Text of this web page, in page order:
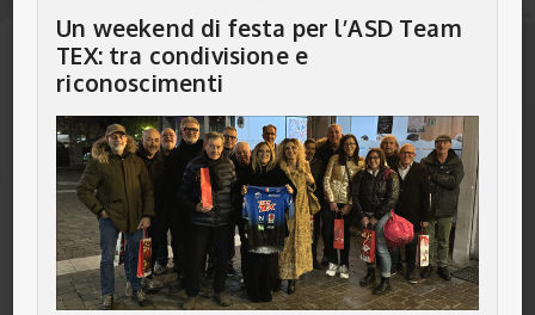
Un weekend di festa per l’ASD Team
TEX: tra condivisione e
riconoscimenti